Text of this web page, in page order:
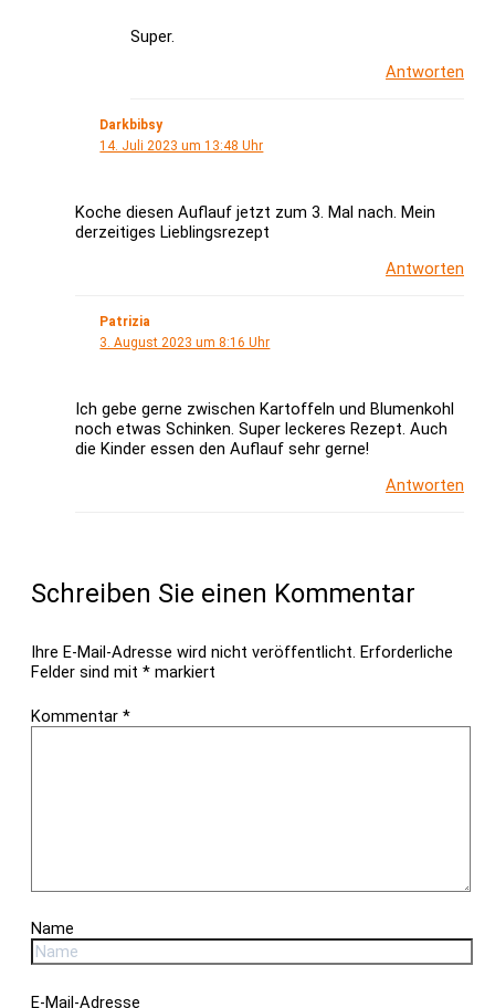
Super.
Antworten
Darkbibsy
14. Juli 2023 um 13:48 Uhr
Koche diesen Auflauf jetzt zum 3. Mal nach. Mein
derzeitiges Lieblingsrezept
Antworten
Patrizia
3. August 2023 um 8:16 Uhr
Ich gebe gerne zwischen Kartoffeln und Blumenkohl
noch etwas Schinken. Super leckeres Rezept. Auch
die Kinder essen den Auflauf sehr gerne!
Antworten
Schreiben Sie einen Kommentar
Ihre E-Mail-Adresse wird nicht veröffentlicht. Erforderliche
Felder sind mit * markiert
Kommentar *
Name
E-Mail-Adresse